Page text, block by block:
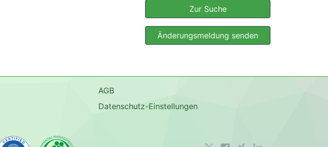
Zur Suche
Änderungsmeldung senden
AGB
Datenschutz-Einstellungen